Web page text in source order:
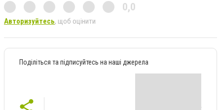
0,0
Авторизуйтесь, щоб оцінити
Поділіться та підписуйтесь на наші джерела